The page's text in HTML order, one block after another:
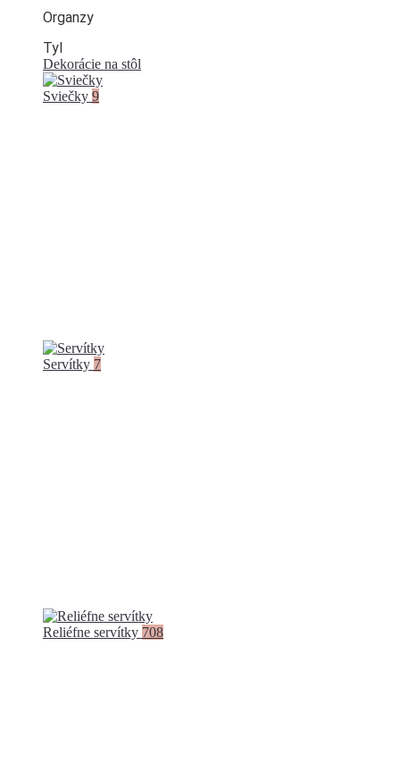
Organzy
Tyl
Dekorácie na stôl
Sviečky 9
Servítky 7
Reliéfne servítky 708